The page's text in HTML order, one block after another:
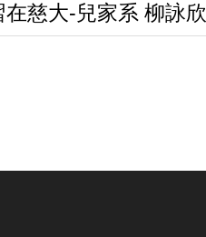
在慈大-兒家系 柳詠欣